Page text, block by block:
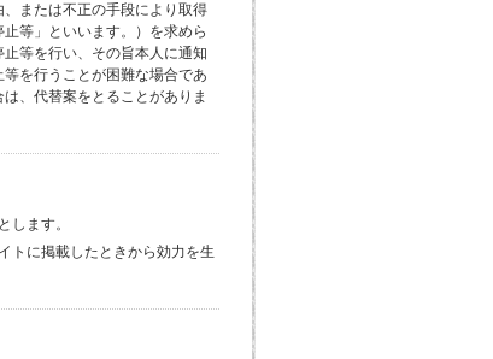
または不正の手段により取得
等」といいます。）を求めら
等を行い、その旨本人に通知
を行うことが困難な場合であ
、代替案をとることがありま
します。
トに掲載したときから効力を生